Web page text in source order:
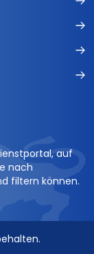
auf
nach
filtern können.